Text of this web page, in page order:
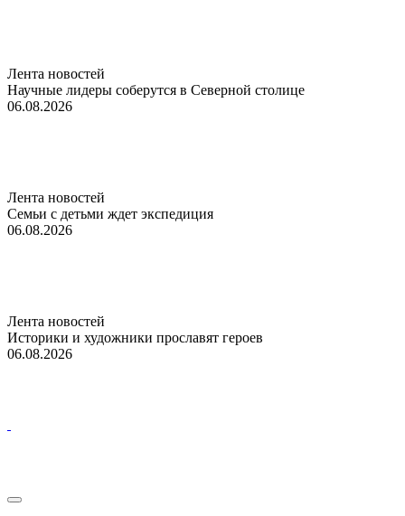
Лента новостей
Научные лидеры соберутся в Северной столице
06.08.2026
Лента новостей
Семьи с детьми ждет экспедиция
06.08.2026
Лента новостей
Историки и художники прославят героев
06.08.2026